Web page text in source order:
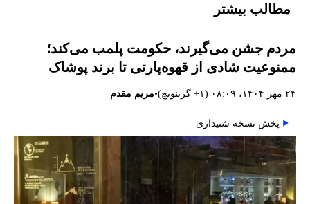
مطالب بیشتر
مردم جشن می‌گیرند، حکومت پلمب می‌کند؛
ممنوعیت شادی از قهوه‌پارتی تا برند پوشاک
۲۴ مهر ۱۴۰۴، ۰۸:۰۹ (‎+۱ گرینویچ) •مریم مقدم
پخش نسخه شنیداری